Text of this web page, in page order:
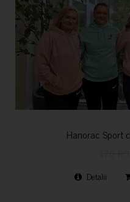
Hanorac Sport
Detalii